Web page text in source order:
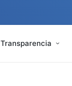
Transparencia